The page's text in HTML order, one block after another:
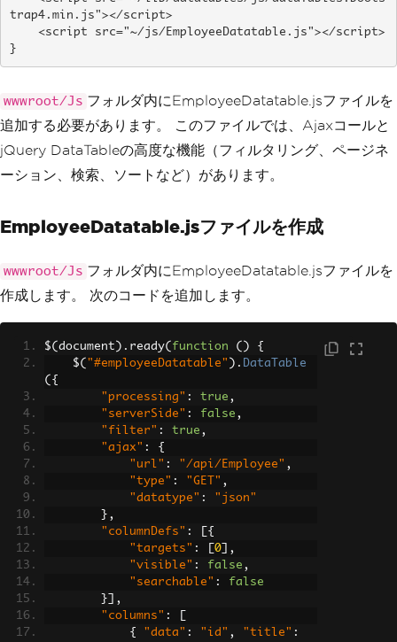
trap4.min.js"></script>
}
wwwroot/Js フォルダ内にEmployeeDatatable.jsファイルを
追加する必要があります。 このファイルでは、Ajaxコールと
jQuery DataTableの高度な機能（フィルタリング、ページネ
ーション、検索、ソートなど）があります。
EmployeeDatatable.jsファイルを作成
wwwroot/Js フォルダ内にEmployeeDatatable.jsファイルを
作成します。 次のコードを追加します。
$( document ). ready( function ()
{
    $
( "#employeeDatatable" ). DataTable
({
"processing" : true ,
"serverSide" : false ,
"filter" : true ,
"ajax" :
{
"url" : "/api/Employee" ,
"type" : "GET" ,
"datatype" :
"json"
},
"columnDefs" :
[{
"targets" : 0 ],
"visible" : false ,
"searchable" :
false
}],
"columns" :
{
"data" : "id" , "title" :